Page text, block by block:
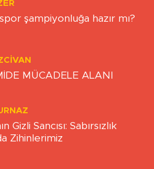
şampiyonluğa hazır mı?
MÜCADELE ALANI
Gizli Sancısı: Sabırsızlık
Zihinlerimiz